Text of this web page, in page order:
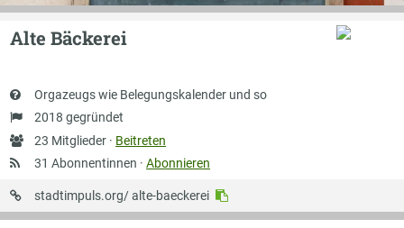
Alte Bäckerei
Kurzbeschreibung
Orgazeugs wie Belegungskalender und so
Gründung
2018 gegründet
Anzahl
Mitglieder
23 Mitglieder · Beitreten
31 Abonnentinnen ·Abonnieren
URL
auf
stadtimpuls.org/ alte-baeckerei